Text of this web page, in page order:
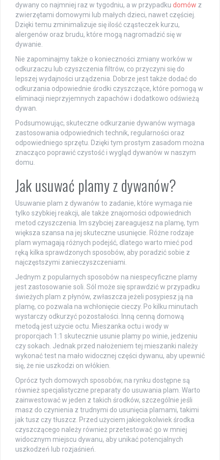
dywany co najmniej raz w tygodniu, a w przypadku domów z
zwierzętami domowymi lub małych dzieci, nawet częściej.
Dzięki temu zminimalizuje się ilość cząsteczek kurzu,
alergenów oraz brudu, które mogą nagromadzić się w
dywanie.
Nie zapominajmy także o konieczności zmiany worków w
odkurzaczu lub czyszczenia filtrów, co przyczyni się do
lepszej wydajności urządzenia. Dobrze jest także dodać do
odkurzania odpowiednie środki czyszczące, które pomogą w
eliminacji nieprzyjemnych zapachów i dodatkowo odświeżą
dywan.
Podsumowując, skuteczne odkurzanie dywanów wymaga
zastosowania odpowiednich technik, regularności oraz
odpowiedniego sprzętu. Dzięki tym prostym zasadom można
znacząco poprawić czystość i wygląd dywanów w naszym
domu.
Jak usuwać plamy z dywanów?
Usuwanie plam z dywanów to zadanie, które wymaga nie
tylko szybkiej reakcji, ale także znajomości odpowiednich
metod czyszczenia. Im szybciej zareagujesz na plamę, tym
większa szansa na jej skuteczne usunięcie. Różne rodzaje
plam wymagają różnych podejść, dlatego warto mieć pod
ręką kilka sprawdzonych sposobów, aby poradzić sobie z
najczęstszymi zanieczyszczeniami.
Jednym z popularnych sposobów na niespecyficzne plamy
jest zastosowanie soli. Sól może się sprawdzić w przypadku
świeżych plam z płynów, zwłaszcza jeżeli posypiesz ją na
plamę, co pozwala na wchłonięcie cieczy. Po kilku minutach
wystarczy odkurzyć pozostałości. Inną cenną domową
metodą jest użycie octu. Mieszanka octu i wody w
proporcjach 1:1 skutecznie usunie plamy po winie, jedzeniu
czy sokach. Jednak przed nałożeniem tej mieszanki należy
wykonać test na mało widocznej części dywanu, aby upewnić
się, że nie uszkodzi on włókien.
Oprócz tych domowych sposobów, na rynku dostępne są
również specjalistyczne preparaty do usuwania plam. Warto
zainwestować w jeden z takich środków, szczególnie jeśli
masz do czynienia z trudnymi do usunięcia plamami, takimi
jak tusz czy tłuszcz. Przed użyciem jakiegokolwiek środka
czyszczącego należy również przetestować go w mniej
widocznym miejscu dywanu, aby unikać potencjalnych
uszkodzeń lub rozjaśnień.